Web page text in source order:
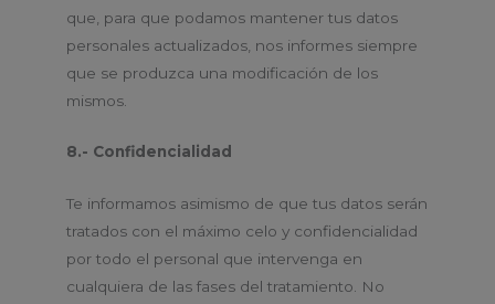
que, para que podamos mantener tus datos
personales actualizados, nos informes siempre
que se produzca una modificación de los
mismos.
8.- Confidencialidad
Te informamos asimismo de que tus datos serán
tratados con el máximo celo y confidencialidad
por todo el personal que intervenga en
cualquiera de las fases del tratamiento. No